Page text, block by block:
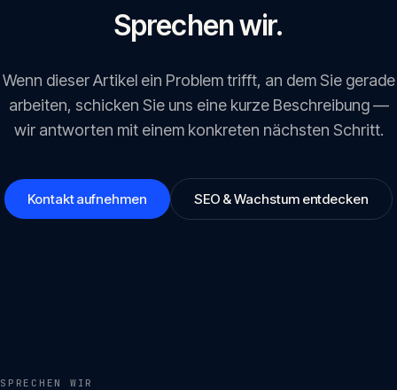
Sprechen wir.
Wenn dieser Artikel ein Problem trifft, an dem Sie gerade
arbeiten, schicken Sie uns eine kurze Beschreibung —
wir antworten mit einem konkreten nächsten Schritt.
Kontakt aufnehmen SEO & Wachstum entdecken
SPRECHEN WIR